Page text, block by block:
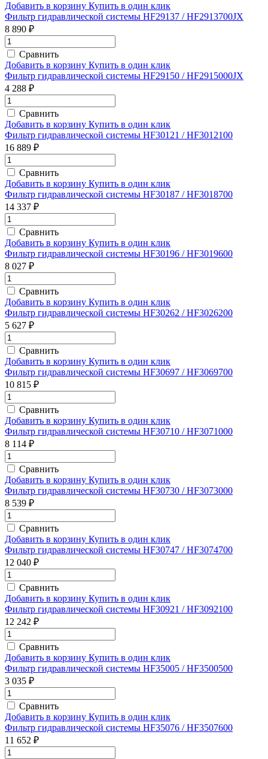
Добавить в корзину Купить в один клик
Фильтр гидравлической системы HF29137 / HF2913700JX
8 890 ₽
Сравнить
Добавить в корзину Купить в один клик
Фильтр гидравлической системы HF29150 / HF2915000JX
4 288 ₽
Сравнить
Добавить в корзину Купить в один клик
Фильтр гидравлической системы HF30121 / HF3012100
16 889 ₽
Сравнить
Добавить в корзину Купить в один клик
Фильтр гидравлической системы HF30187 / HF3018700
14 337 ₽
Сравнить
Добавить в корзину Купить в один клик
Фильтр гидравлической системы HF30196 / HF3019600
8 027 ₽
Сравнить
Добавить в корзину Купить в один клик
Фильтр гидравлической системы HF30262 / HF3026200
5 627 ₽
Сравнить
Добавить в корзину Купить в один клик
Фильтр гидравлической системы HF30697 / HF3069700
10 815 ₽
Сравнить
Добавить в корзину Купить в один клик
Фильтр гидравлической системы HF30710 / HF3071000
8 114 ₽
Сравнить
Добавить в корзину Купить в один клик
Фильтр гидравлической системы HF30730 / HF3073000
8 539 ₽
Сравнить
Добавить в корзину Купить в один клик
Фильтр гидравлической системы HF30747 / HF3074700
12 040 ₽
Сравнить
Добавить в корзину Купить в один клик
Фильтр гидравлической системы HF30921 / HF3092100
12 242 ₽
Сравнить
Добавить в корзину Купить в один клик
Фильтр гидравлической системы HF35005 / HF3500500
3 035 ₽
Сравнить
Добавить в корзину Купить в один клик
Фильтр гидравлической системы HF35076 / HF3507600
11 652 ₽